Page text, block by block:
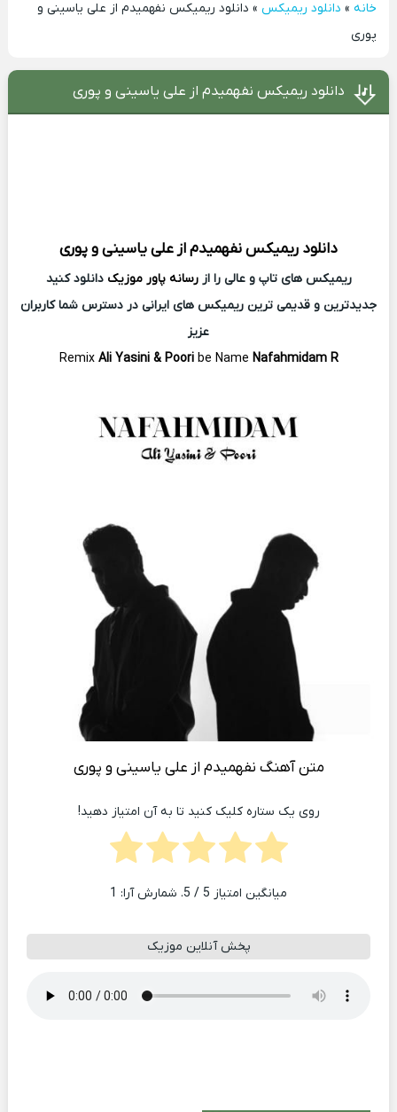
خانه» دانلود ریمیکس» دانلود ریمیکس نفهمیدم از علی یاسینی و
پوری
دانلود ریمیکس نفهمیدم از علی یاسینی و پوری
دانلود ریمیکسنفهمیدم ازعلی یاسینی و پوری
ریمیکس های تاپ و عالی را از رسانه پاور موزیک دانلود کنید
جدیدترین و قدیمی ترین ریمیکس های ایرانی در دسترس شما کاربران
عزیز
Remix Ali Yasini & Poori be Name Nafahmidam R
متن آهنگ نفهمیدم از علی یاسینی و پوری
روی یک ستاره کلیک کنید تا به آن امتیاز دهید!
میانگین امتیاز 5 / 5. شمارش آرا: 1
پخش آنلاین موزیک